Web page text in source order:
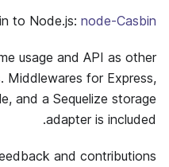
to Node.js: node-Casbin
usage and API as other
Middlewares for Express,
and a Sequelize storage
adapter is included.
and contributions